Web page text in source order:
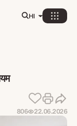
HI
806 22.06.2026